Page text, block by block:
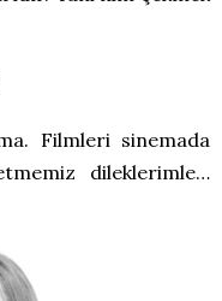
Filmleri sinemada
dileklerimle…